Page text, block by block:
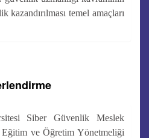
kazandırılması temel amaçları
Siber Güvenlik Meslek
ve Öğretim Yönetmeliği